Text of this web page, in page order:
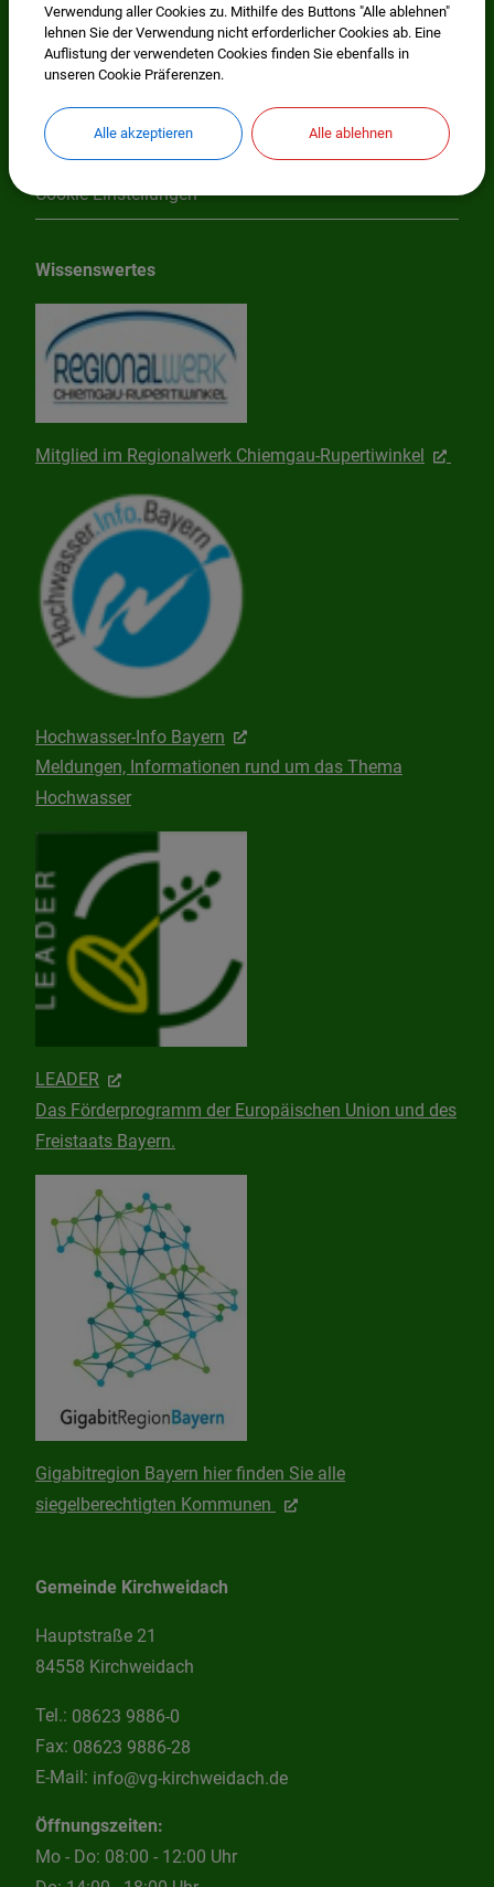
Mehr entdecken
Datenschutzerklärung
Cookie Einstellungen
Wissenswertes
Mitglied im Regionalwerk Chiemgau-Rupertiwinkel
Hochwasser-Info Bayern
Meldungen, Informationen rund um das Thema
Hochwasser
LEADER
Das Förderprogramm der Europäischen Union und des
Freistaats Bayern.
Gigabitregion Bayern hier finden Sie alle
siegelberechtigten Kommunen
Gemeinde Kirchweidach
Hauptstraße 21
84558 Kirchweidach
Tel.: 08623 9886-0
Fax: 08623 9886-28
E-Mail: info@vg-kirchweidach.de
Öffnungszeiten:
Mo - Do: 08:00 - 12:00 Uhr
Verwendung aller Cookies zu. Mithilfe des Buttons "Alle ablehnen"
lehnen Sie der Verwendung nicht erforderlicher Cookies ab. Eine
Auflistung der verwendeten Cookies finden Sie ebenfalls in
unseren Cookie Präferenzen.
Alle akzeptieren Alle ablehnen